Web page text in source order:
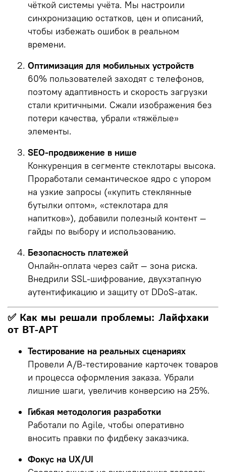
чёткой системы учёта. Мы настроили
синхронизацию остатков, цен и описаний,
чтобы избежать ошибок в реальном
времени.
Оптимизация для мобильных устройств
60% пользователей заходят с телефонов,
поэтому адаптивность и скорость загрузки
стали критичными. Сжали изображения без
потери качества, убрали «тяжёлые»
элементы.
SEO-продвижение в нише
Конкуренция в сегменте стеклотары высока.
Проработали семантическое ядро с упором
на узкие запросы («купить стеклянные
бутылки оптом», «стеклотара для
напитков»), добавили полезный контент —
гайды по выбору и использованию.
Безопасность платежей
Онлайн-оплата через сайт — зона риска.
Внедрили SSL-шифрование, двухэтапную
аутентификацию и защиту от DDoS-атак.
✅ Как мы решали проблемы: Лайфхаки
от ВТ-АРТ
Тестирование на реальных сценариях
Провели A/B-тестирование карточек товаров
и процесса оформления заказа. Убрали
лишние шаги, увеличив конверсию на 25%.
Гибкая методология разработки
Работали по Agile, чтобы оперативно
вносить правки по фидбеку заказчика.
Фокус на UX/UI